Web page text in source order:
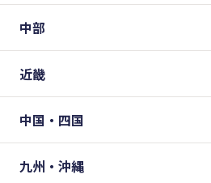
中部
近畿
中国・四国
九州・沖縄